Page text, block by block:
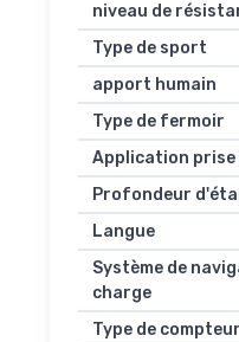
niveau de
Type de sport
apport humain
Type de fermoir
Application prise
Profondeur
Langue
Système de
charge
Type de compteur